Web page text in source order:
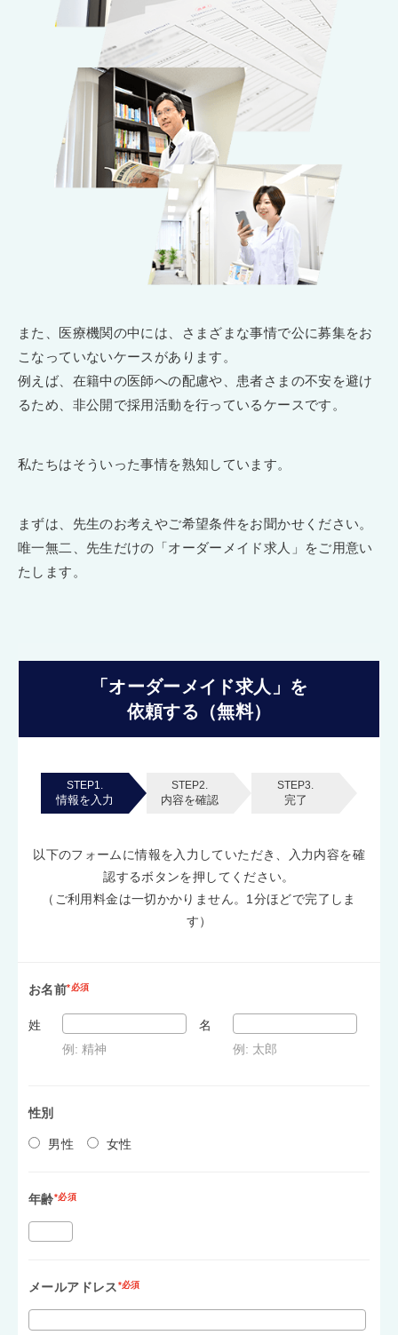
また、医療機関の中には、さまざまな事情で公に募集をお
こなっていないケースがあります。
例えば、在籍中の医師への配慮や、患者さまの不安を避け
るため、非公開で採用活動を行っているケースです。
私たちはそういった事情を熟知しています。
まずは、先生のお考えやご希望条件をお聞かせください。
唯一無二、先生だけの「オーダーメイド求人」をご用意い
たします。
「オーダーメイド求人」を
依頼する（無料）
STEP1.
情報を入力
STEP2.
内容を確認
STEP3.
完了
以下のフォームに情報を入力していただき、入力内容を確
認するボタンを押してください。
（ご利用料金は一切かかりません。1分ほどで完了しま
す）
お名前*必須
姓
例: 精神
名
例: 太郎
性別
男性 女性
年齢*必須
メールアドレス*必須